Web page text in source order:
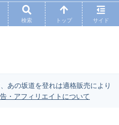
検索 トップ サイド
あの坂道を登れは適格販売により
・アフィリエイトについて